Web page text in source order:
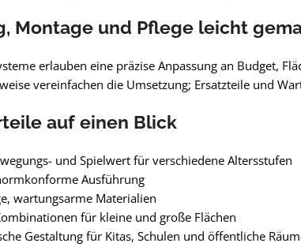
Montage und Pflege leicht
erlauben eine präzise Anpassung an Budget,
vereinfachen die Umsetzung; Ersatzteile und
auf einen Blick
und Spielwert für verschiedene Altersstufen
Ausführung
wartungsarme Materialien
für kleine und große Flächen
Gestaltung für Kitas, Schulen und öffentliche